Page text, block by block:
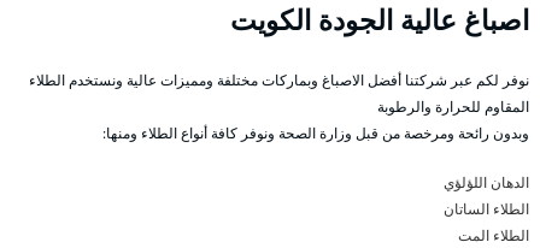
اصباغ عالية الجودة الكويت
نوفر لكم عبر شركتنا أفضل الاصباغ وبماركات مختلفة ومميزات عالية ونستخدم الطلاء
المقاوم للحرارة والرطوبة
وبدون رائحة ومرخصة من قبل وزارة الصحة ونوفر كافة أنواع الطلاء ومنها:
الدهان اللؤلؤي
الطلاء الساتان
الطلاء المت